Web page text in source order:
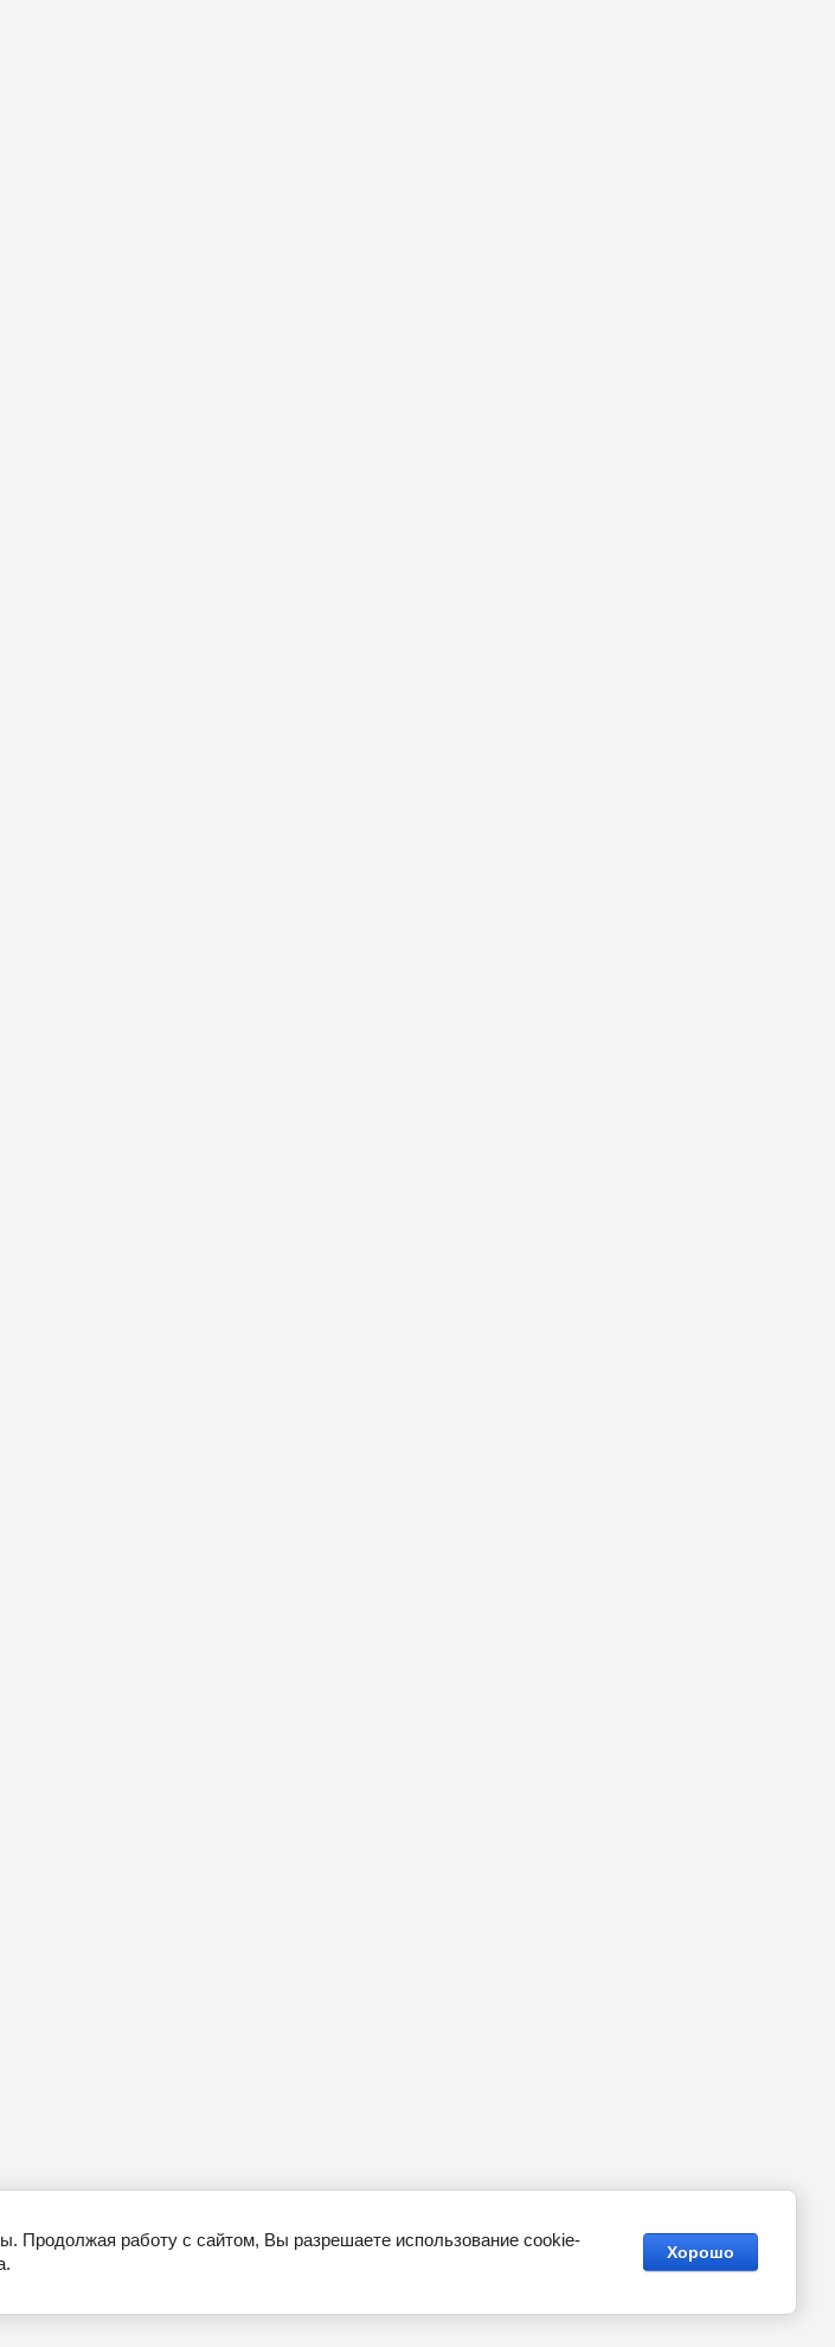
Продолжая работу с сайтом, Вы разрешаете использование cookie-
Хорошо